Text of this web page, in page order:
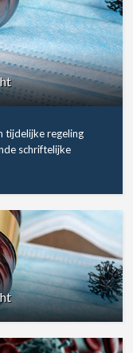
tijdelijke regeling
schriftelijke